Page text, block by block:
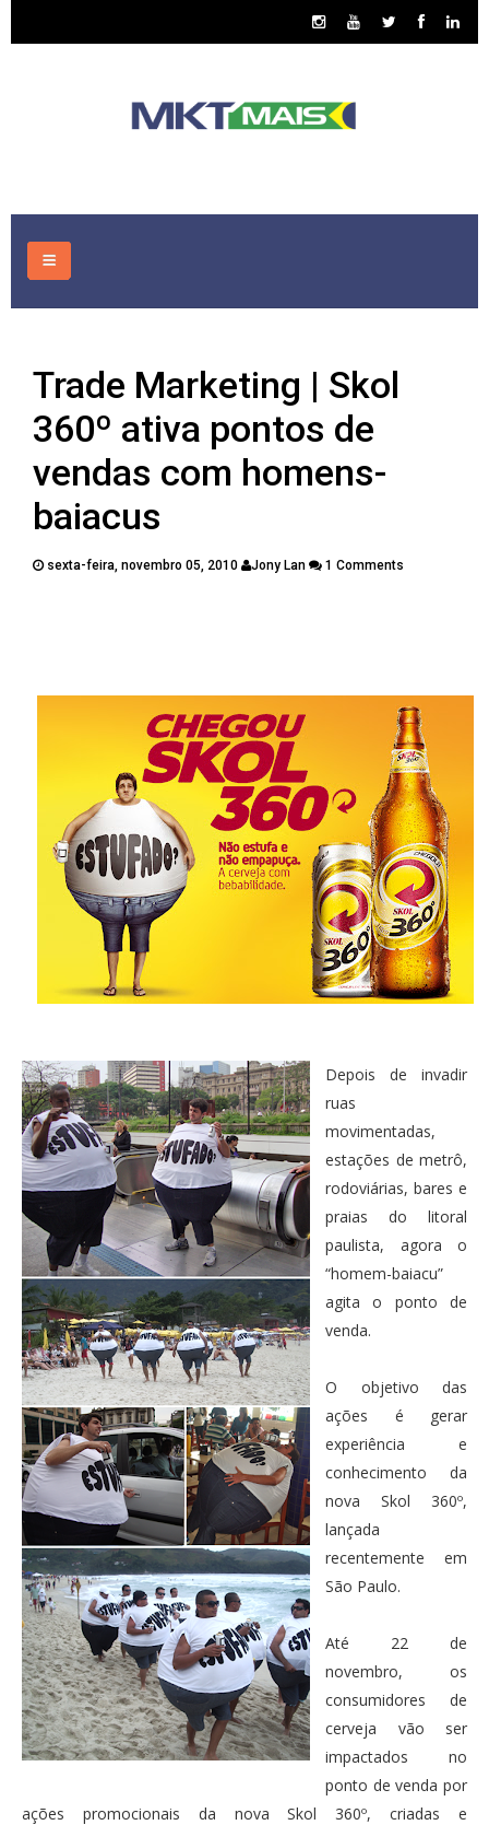
CONSULTORIA
ASSUNTOS
PUBLICAÇÕES
Trade Marketing | Skol
360º ativa pontos de
vendas com homens-
baiacus
sexta-feira, novembro 05, 2010 Jony Lan 1 Comments
Depois de invadir
ruas
movimentadas,
estações de metrô,
rodoviárias, bares e
praias do litoral
paulista, agora o
“homem-baiacu”
agita o ponto de
venda.
O objetivo das
ações é gerar
experiência e
conhecimento da
nova Skol 360º,
lançada
recentemente em
São Paulo.
Até 22 de
novembro, os
consumidores de
cerveja vão ser
impactados no
ponto de venda por
ações promocionais da nova Skol 360º, criadas e